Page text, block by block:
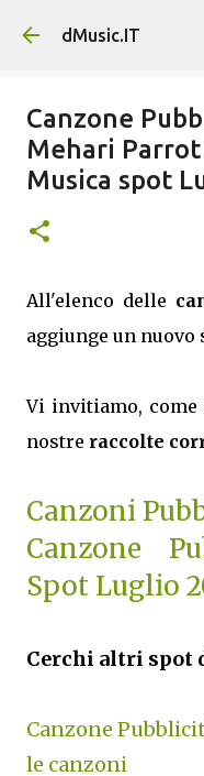
Passa
dMusic.IT
Canzone
Mehari Parrot
Musica spot
All'elenco delle
aggiunge un nuovo
Vi invitiamo,
nostre raccolte
Canzoni
Canzone
Spot Luglio
Cerchi altri spot
Canzone
le canzoni